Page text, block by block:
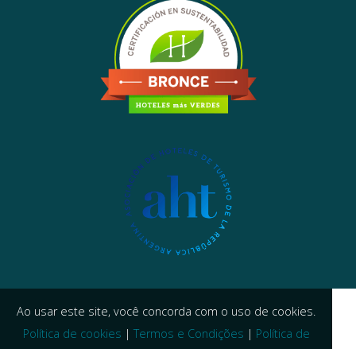
Ao usar este site, você concorda com o uso de cookies.
Política de cookies | Termos e Condições | Política de